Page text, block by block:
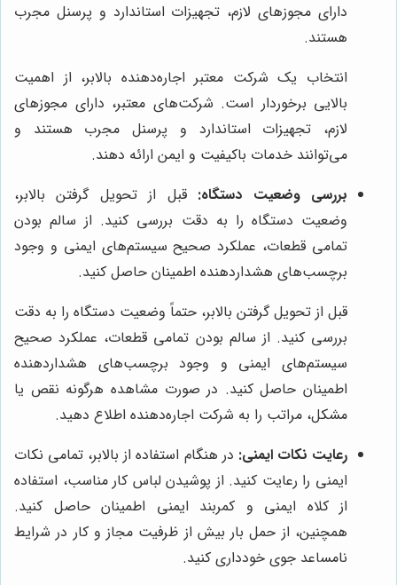
دارای مجوزهای لازم، تجهیزات استاندارد و پرسنل مجرب
هستند.
انتخاب یک شرکت معتبر اجاره‌دهنده بالابر، از اهمیت
بالایی برخوردار است. شرکت‌های معتبر، دارای مجوزهای
لازم، تجهیزات استاندارد و پرسنل مجرب هستند و
می‌توانند خدمات باکیفیت و ایمن ارائه دهند.
بررسی وضعیت دستگاه: قبل از تحویل گرفتن بالابر،
وضعیت دستگاه را به دقت بررسی کنید. از سالم بودن
تمامی قطعات، عملکرد صحیح سیستم‌های ایمنی و وجود
برچسب‌های هشداردهنده اطمینان حاصل کنید.
قبل از تحویل گرفتن بالابر، حتماً وضعیت دستگاه را به دقت
بررسی کنید. از سالم بودن تمامی قطعات، عملکرد صحیح
سیستم‌های ایمنی و وجود برچسب‌های هشداردهنده
اطمینان حاصل کنید. در صورت مشاهده هرگونه نقص یا
مشکل، مراتب را به شرکت اجاره‌دهنده اطلاع دهید.
رعایت نکات ایمنی: در هنگام استفاده از بالابر، تمامی نکات
ایمنی را رعایت کنید. از پوشیدن لباس کار مناسب، استفاده
از کلاه ایمنی و کمربند ایمنی اطمینان حاصل کنید.
همچنین، از حمل بار بیش از ظرفیت مجاز و کار در شرایط
نامساعد جوی خودداری کنید.